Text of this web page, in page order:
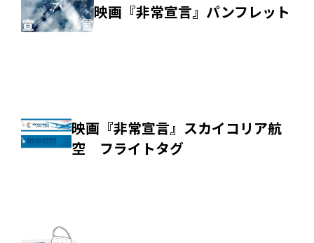
映画『非常宣言』パンフレット
映画『非常宣言』スカイコリア航
空 フライトタグ